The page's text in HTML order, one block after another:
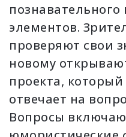
познавательного
элементов.
проверяют свои
новому
проекта,
отвечает на
Вопросы